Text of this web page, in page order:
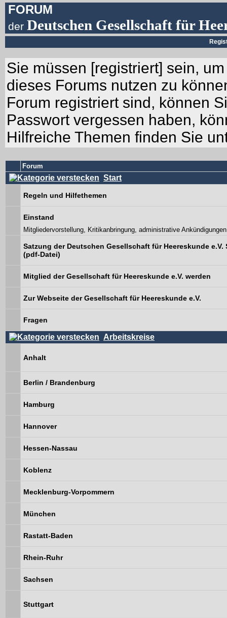
FORUM
derDeutschen Gesellschaft für
Sie müssen [registriert] sein,
dieses Forums nutzen zu
Forum registriert sind, können
Passwort vergessen haben,
Hilfreiche Themen finden Sie
Forum
Start
Regeln und Hilfethemen
Einstand
Mitgliedervorstellung, Kritikanbringung, administrative Ankündigungen
Satzung der Deutschen Gesellschaft für Heereskunde e.V.
(pdf-Datei)
Mitglied der Gesellschaft für Heereskunde e.V. werden
Zur Webseite der Gesellschaft für Heereskunde e.V.
Fragen
Arbeitskreise
Anhalt
Berlin / Brandenburg
Hamburg
Hannover
Hessen-Nassau
Koblenz
Mecklenburg-Vorpommern
München
Rastatt-Baden
Rhein-Ruhr
Sachsen
Stuttgart